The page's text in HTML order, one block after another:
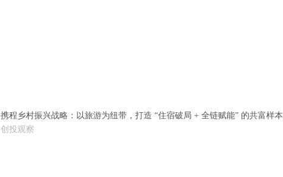
携程乡村振兴战略：以旅游为纽带，打造 “住宿破局 + 全链赋能” 的共富样本
创投观察